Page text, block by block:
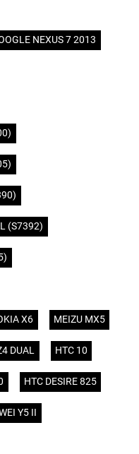
NEXUS 7 2013
(S7392)
X6 MEIZU MX5
DUAL HTC 10
HTC DESIRE 825
Y5 II